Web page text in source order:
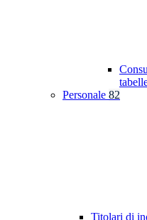
Personale 82
Titolari di